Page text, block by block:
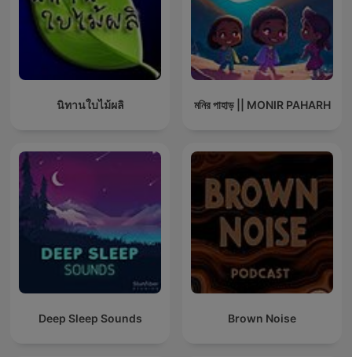
นิทานใบไม้ผลิ মনির পাহাড় || MONIR PAHARH
Deep Sleep Sounds Brown Noise